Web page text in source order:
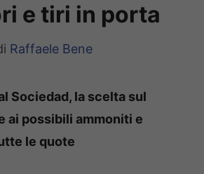
e tiri in porta
Raffaele Bene
Sociedad, la scelta sul
ai possibili ammoniti e
le quote